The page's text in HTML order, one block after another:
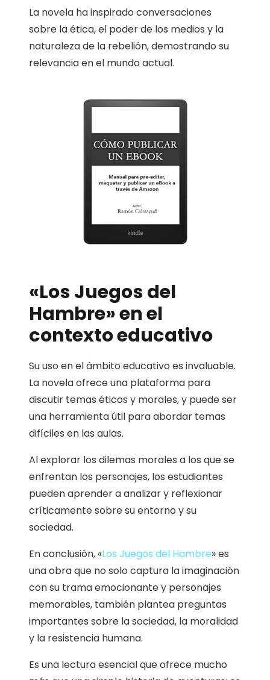
La novela ha inspirado conversaciones
sobre la ética, el poder de los medios y la
naturaleza de la rebelión, demostrando su
relevancia en el mundo actual.
«Los Juegos del
Hambre» en el
contexto educativo
Su uso en el ámbito educativo es invaluable.
La novela ofrece una plataforma para
discutir temas éticos y morales, y puede ser
una herramienta útil para abordar temas
difíciles en las aulas.
Al explorar los dilemas morales a los que se
enfrentan los personajes, los estudiantes
pueden aprender a analizar y reflexionar
críticamente sobre su entorno y su
sociedad.
En conclusión, «Los Juegos del Hambre» es
una obra que no solo captura la imaginación
con su trama emocionante y personajes
memorables, también plantea preguntas
importantes sobre la sociedad, la moralidad
y la resistencia humana.
Es una lectura esencial que ofrece mucho